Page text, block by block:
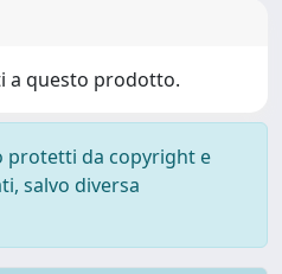
a questo prodotto.
protetti da copyright e
salvo diversa